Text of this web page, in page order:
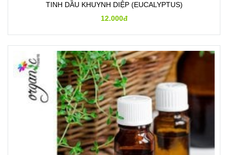
TINH DẦU KHUYNH DIỆP (EUCALYPTUS)
12.000đ